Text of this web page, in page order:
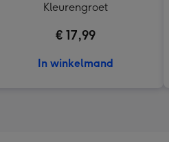
Kleurengroet
€ 17,99
In winkelmand